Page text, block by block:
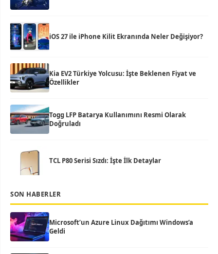
iOS 27 ile iPhone Kilit Ekranında Neler Değişiyor?
Kia EV2 Türkiye Yolcusu: İşte Beklenen Fiyat ve
Özellikler
Togg LFP Batarya Kullanımını Resmi Olarak
Doğruladı
TCL P80 Serisi Sızdı: İşte İlk Detaylar
SON HABERLER
Microsoft’un Azure Linux Dağıtımı Windows’a
Geldi